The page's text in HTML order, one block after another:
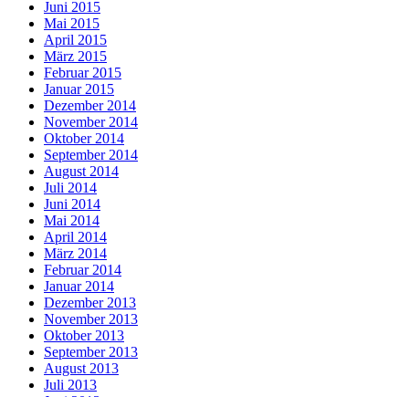
Juni 2015
Mai 2015
April 2015
März 2015
Februar 2015
Januar 2015
Dezember 2014
November 2014
Oktober 2014
September 2014
August 2014
Juli 2014
Juni 2014
Mai 2014
April 2014
März 2014
Februar 2014
Januar 2014
Dezember 2013
November 2013
Oktober 2013
September 2013
August 2013
Juli 2013